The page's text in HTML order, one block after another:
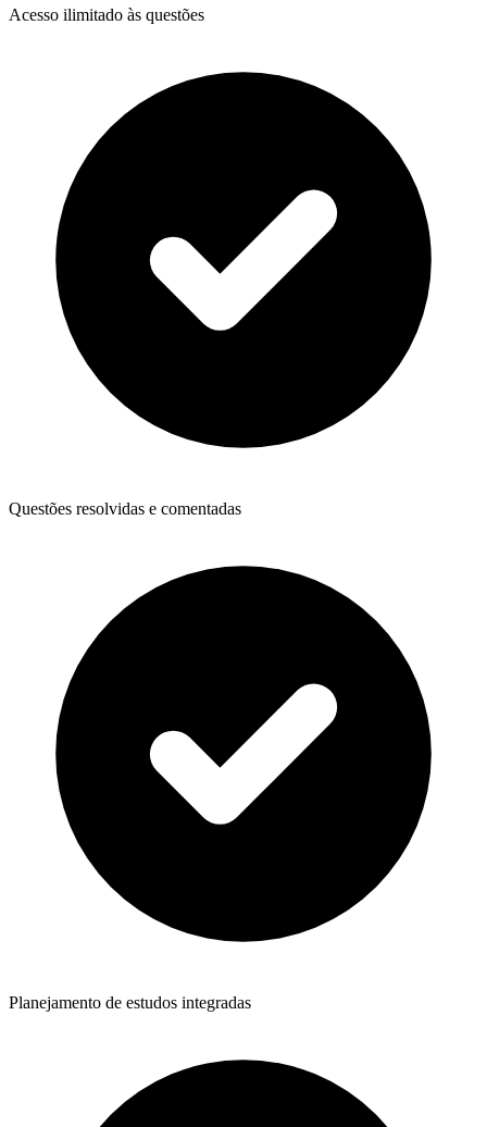
Acesso ilimitado às questões
Questões resolvidas e comentadas
Planejamento de estudos integradas